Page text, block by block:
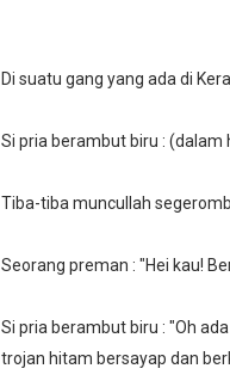
Di suatu gang yang ada di
Si pria berambut biru :
Tiba-tiba muncullah
Seorang preman : "Hei kau!
Si pria berambut biru : "Oh
trojan hitam bersayap dan